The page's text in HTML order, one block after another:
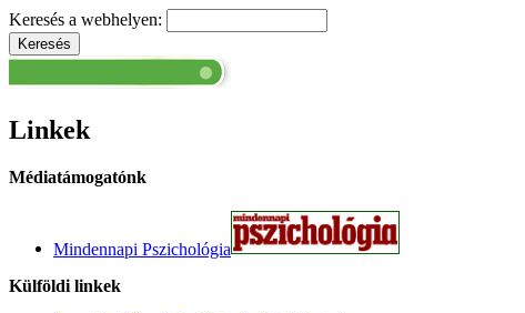
Keresés a webhelyen:
Linkek
Médiatámogatónk
Mindennapi Pszichológia
Külföldi linkek